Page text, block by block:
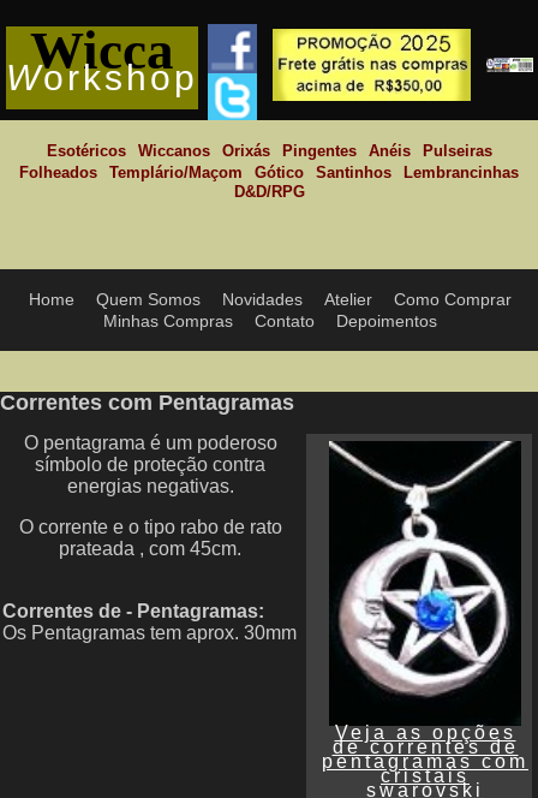
Correntes com Pentagramas
Veja as opções
de correntes de
pentagramas com
cristais
swarovski
O pentagrama é um poderoso
símbolo de proteção contra
energias negativas.
O corrente e o tipo rabo de rato
prateada , com 45cm.
Correntes de - Pentagramas:
Os Pentagramas tem aprox. 30mm
Wicca
Workshop
Esotéricos Wiccanos Orixás Pingentes Anéis
Pulseiras
Folheados
Templário/Maçom Gótico Santinhos
Lembrancinhas
D&D/RPG
Home Quem Somos Novidades Atelier
Como Comprar
Minhas Compras
Contato Depoimentos